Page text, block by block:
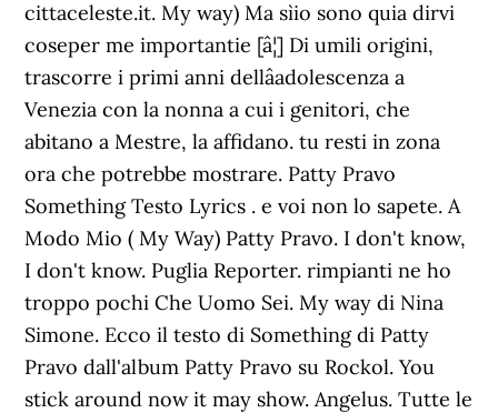
cittaceleste.it. My way) Ma sìio sono quia dirvi
coseper me importantie [â¦] Di umili origini,
trascorre i primi anni dellâadolescenza a
Venezia con la nonna a cui i genitori, che
abitano a Mestre, la affidano. tu resti in zona
ora che potrebbe mostrare. Patty Pravo
Something Testo Lyrics . e voi non lo sapete. A
Modo Mio ( My Way) Patty Pravo. I don't know,
I don't know. Puglia Reporter. rimpianti ne ho
troppo pochi Che Uomo Sei. My way di Nina
Simone. Ecco il testo di Something di Patty
Pravo dall'album Patty Pravo su Rockol. You
stick around now it may show. Angelus. Tutte le